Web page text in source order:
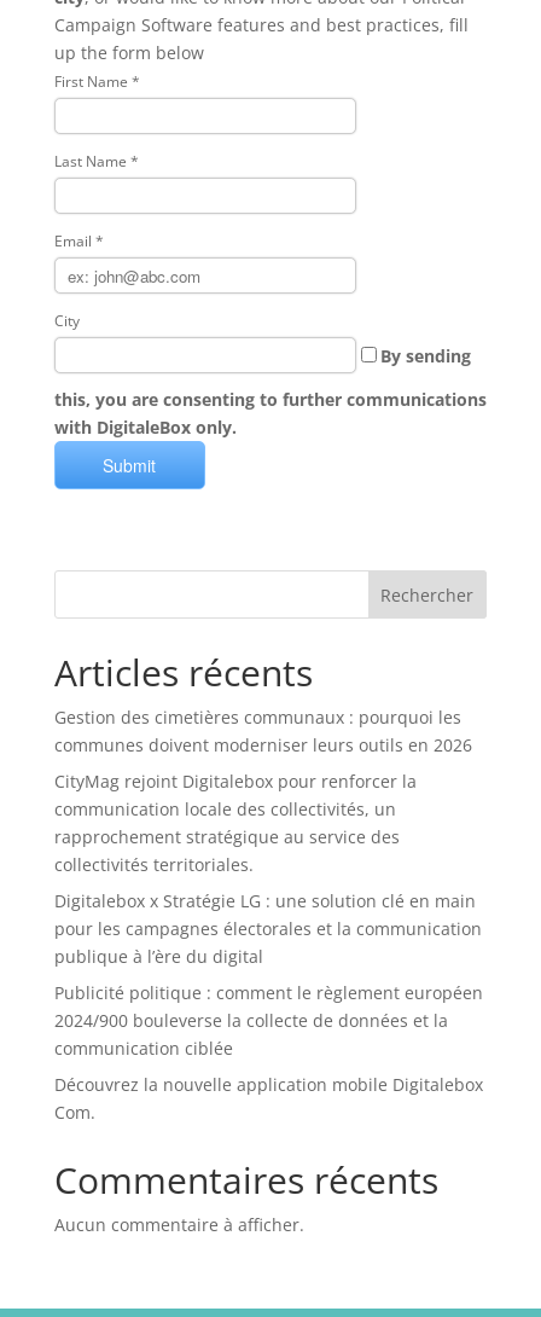
Campaign Software features and best practices, fill
up the form below
First Name *
Last Name *
Email *
City
By sending
this, you are consenting to further communications
with DigitaleBox only.
Rechercher
Articles récents
Gestion des cimetières communaux : pourquoi les
communes doivent moderniser leurs outils en 2026
CityMag rejoint Digitalebox pour renforcer la
communication locale des collectivités, un
rapprochement stratégique au service des
collectivités territoriales.
Digitalebox x Stratégie LG : une solution clé en main
pour les campagnes électorales et la communication
publique à l’ère du digital
Publicité politique : comment le règlement européen
2024/900 bouleverse la collecte de données et la
communication ciblée
Découvrez la nouvelle application mobile Digitalebox
Com.
Commentaires récents
Aucun commentaire à afficher.